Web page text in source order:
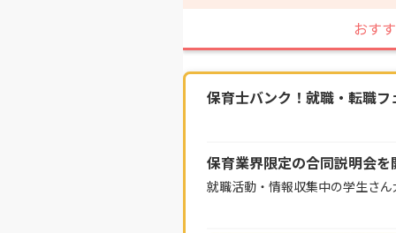
おす
保育士バンク！就職・転職フ
保育業界限定の合同説明会を
就職活動・情報収集中の学生さん